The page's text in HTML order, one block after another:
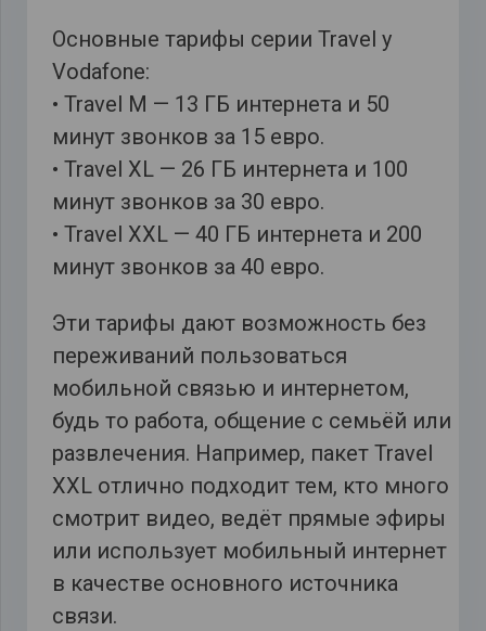
Основные тарифы серии Travel у
Vodafone:
• Travel M — 13 ГБ интернета и 50
минут звонков за 15 евро.
• Travel XL — 26 ГБ интернета и 100
минут звонков за 30 евро.
• Travel XXL — 40 ГБ интернета и 200
минут звонков за 40 евро.
Эти тарифы дают возможность без
переживаний пользоваться
мобильной связью и интернетом,
будь то работа, общение с семьёй или
развлечения. Например, пакет Travel
XXL отлично подходит тем, кто много
смотрит видео, ведёт прямые эфиры
или использует мобильный интернет
в качестве основного источника
связи.